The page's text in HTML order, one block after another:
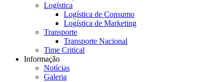
Logística
Logística de Consumo
Logística de Marketing
Transporte
Transporte Nacional
Time Critical
Informação
Notícias
Galeria